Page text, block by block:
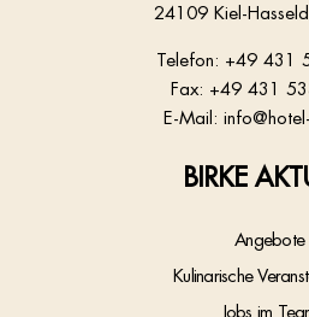
24109 Kiel-
Telefon: +49 431
Fax: +49 431
E-Mail:
BIRKE
Angebote
Kulinarische
Jobs im